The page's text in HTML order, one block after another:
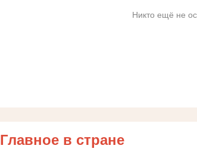
Никто ещё не
Главное в стране